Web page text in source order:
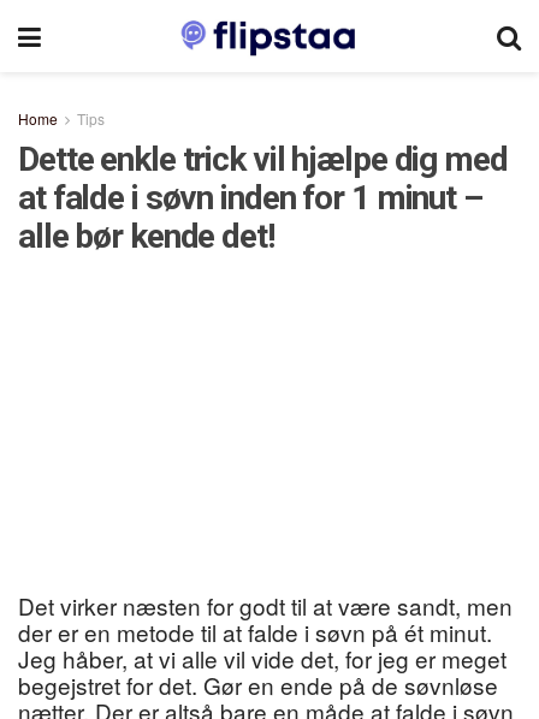
Home Tips
Dette enkle trick vil hjælpe dig med
at falde i søvn inden for 1 minut –
alle bør kende det!
Det virker næsten for godt til at være sandt, men
der er en metode til at falde i søvn på ét minut.
Jeg håber, at vi alle vil vide det, for jeg er meget
begejstret for det. Gør en ende på de søvnløse
nætter. Der er altså bare en måde at falde i søvn